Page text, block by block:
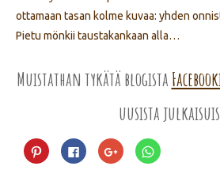
ottamaan tasan kolme kuvaa: yhden
Pietu mönkii taustakankaan alla…
Muistathan tykätä blogista
uusista
Jaa
Pinterest
palvelussa(Avautuu
Jaa
Facebookissa(Avautuu
uudessa
Jaa
Google+
palvelussa(Avautuu
Jaa
WhatsApp